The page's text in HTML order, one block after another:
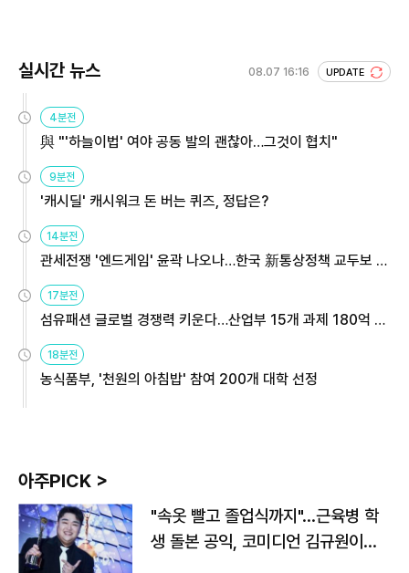
실시간 뉴스 08.07 16:16 UPDATE
4분전
與 "'하늘이법' 여야 공동 발의 괜찮아…그것이 협치"
9분전
'캐시딜' 캐시워크 돈 버는 퀴즈, 정답은?
14분전
관세전쟁 '엔드게임' 윤곽 나오나…한국 新통상정책 교두보 활
용해야
17분전
섬유패션 글로벌 경쟁력 키운다…산업부 15개 과제 180억 지
원
18분전
농식품부, '천원의 아침밥' 참여 200개 대학 선정
아주PICK >
"속옷 빨고 졸업식까지"…근육병 학
생 돌본 공익, 코미디언 김규원이었